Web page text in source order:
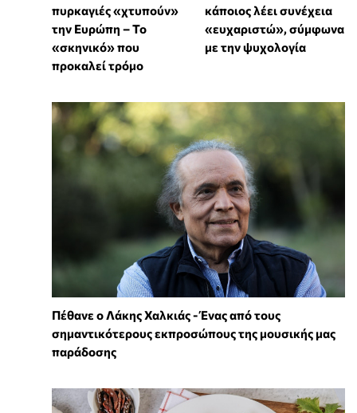
πυρκαγιές «χτυπούν»
την Ευρώπη – Το
«σκηνικό» που
προκαλεί τρόμο
κάποιος λέει συνέχεια
«ευχαριστώ», σύμφωνα
με την ψυχολογία
Πέθανε ο Λάκης Χαλκιάς - Ένας από τους
σημαντικότερους εκπροσώπους της μουσικής μας
παράδοσης